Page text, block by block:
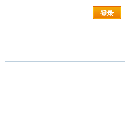
登录